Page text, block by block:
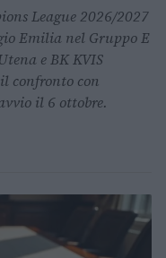
League 2026/2027
Emilia nel Gruppo E
e BK KVIS
confronto con
il 6 ottobre.